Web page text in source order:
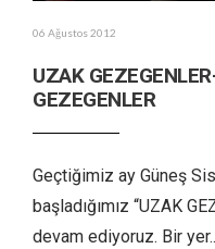
06 Ağustos 2012
UZAK
GEZEGENLER
Geçtiğimiz ay Güneş
başladığımız “UZAK
devam ediyoruz. Bir yer